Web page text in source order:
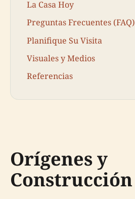
La Casa Hoy
Preguntas Frecuentes (FAQ)
Planifique Su Visita
Visuales y Medios
Referencias
Orígenes y
Construcción